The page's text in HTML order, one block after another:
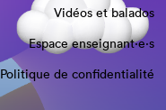
Vidéos et balados
Espace enseignant·e⋅s
Politique de confidentialité